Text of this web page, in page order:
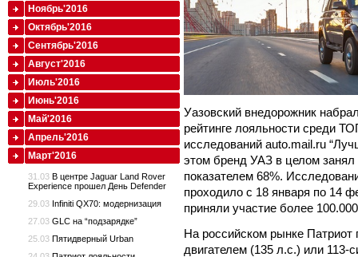
Уазовский внедорожник
рейтинге лояльности среди
исследований auto.mail.ru
этом бренд УАЗ в целом занял
показателем 68%.
проходило с 18 января по 14
приняли участие более
На российском рынке
двигателем (135 л.с.) или
Ноябрь'2016
Октябрь'2016
Сентябрь'2016
Август'2016
Июль'2016
Июнь'2016
Май'2016
Апрель'2016
Март'2016
31.03 В центре Jaguar Land Rover
Experience прошел День Defender
29.03 Infiniti QX70: модернизация
27.03 GLC на “подзарядке”
25.03 Пятидверный Urban